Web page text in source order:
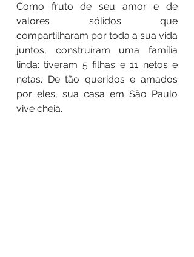
Como fruto de seu amor e de
valores sólidos que
compartilharam por toda a sua vida
juntos, construíram uma família
linda: tiveram 5 filhas e 11 netos e
netas. De tão queridos e amados
por eles, sua casa em São Paulo
vive cheia.